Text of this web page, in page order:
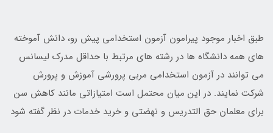
طبق اخبار موجود پیرامون آزمون استخدامی پیش رو، دانش آموخته
های همه دانشگاه ها در رشته های مرتبط با حداقل مدرک لیسانس
می توانند در آزمون استخدامی مربی پرورشی آموزش و پرورش
شرکت نمایند. در این میان محتمل است امتیازاتی مانند کاهش سن
برای معلمان حق التدریس و نهضتی و خرید خدمات در نظر گفته شود